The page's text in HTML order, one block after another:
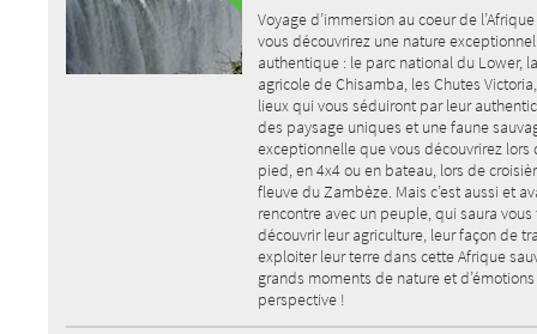
Voyage d’immersion au coeur de
vous découvrirez une nature
authentique : le parc national du Lower,
agricole de Chisamba, les Chutes
lieux qui vous séduiront par leur
des paysage uniques et une faune
exceptionnelle que vous découvrirez lors
pied, en 4x4 ou en bateau, lors de
fleuve du Zambèze. Mais c’est aussi et
rencontre avec un peuple, qui saura vous
découvrir leur agriculture, leur façon de
exploiter leur terre dans cette Afrique
grands moments de nature et
perspective !